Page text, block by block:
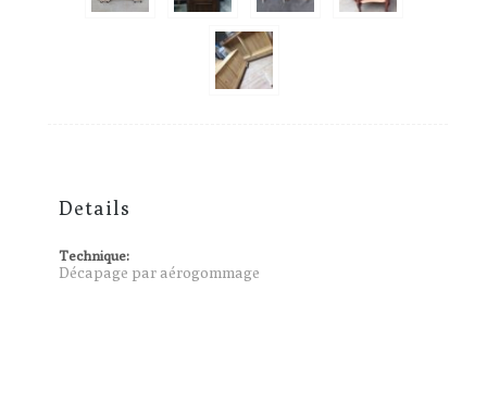
Details
Technique:
Décapage par aérogommage